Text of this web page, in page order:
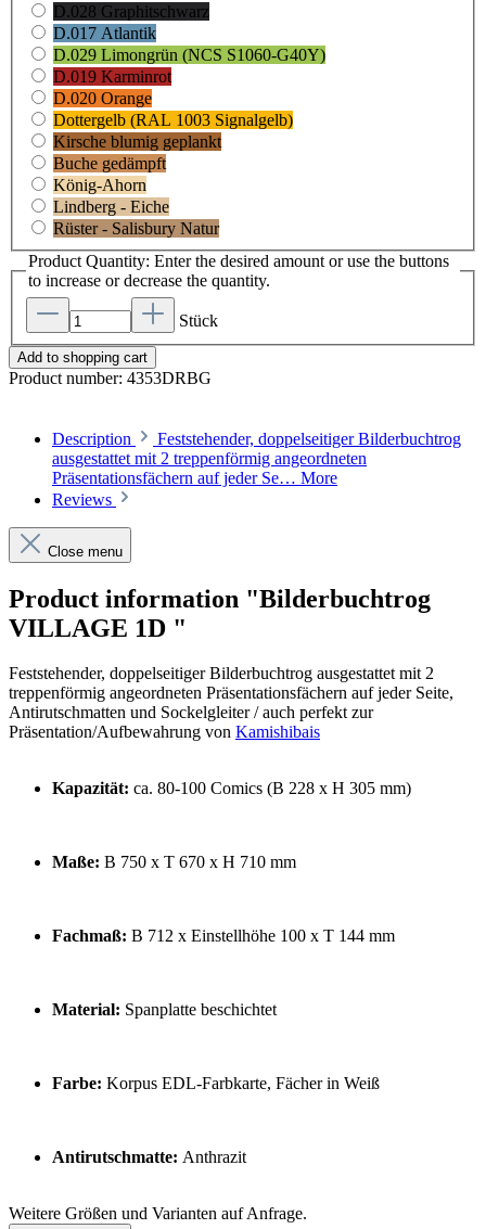
D.028 Graphitschwarz
D.017 Atlantik
D.029 Limongrün (NCS S1060-G40Y)
D.019 Karminrot
D.020 Orange
Dottergelb (RAL 1003 Signalgelb)
Kirsche blumig geplankt
Buche gedämpft
König-Ahorn
Lindberg - Eiche
Rüster - Salisbury Natur
Product Quantity: Enter the desired amount or use the buttons
to increase or decrease the quantity.
Stück
Add to shopping cart
Product number: 4353DRBG
Description
Feststehender, doppelseitiger Bilderbuchtrog
ausgestattet mit 2 treppenförmig angeordneten
Präsentationsfächern auf jeder Se… More
Reviews
Close menu
Product information "Bilderbuchtrog
VILLAGE 1D "
Feststehender, doppelseitiger Bilderbuchtrog ausgestattet mit 2
treppenförmig angeordneten Präsentationsfächern auf jeder Seite,
Antirutschmatten und Sockelgleiter / auch perfekt zur
Präsentation/Aufbewahrung von Kamishibais
Kapazität: ca. 80-100 Comics (B 228 x H 305 mm)
Maße: B 750 x T 670 x H 710 mm
Fachmaß: B 712 x Einstellhöhe 100 x T 144 mm
Material: Spanplatte beschichtet
Farbe: Korpus EDL-Farbkarte, Fächer in Weiß
Antirutschmatte: Anthrazit
Weitere Größen und Varianten auf Anfrage.